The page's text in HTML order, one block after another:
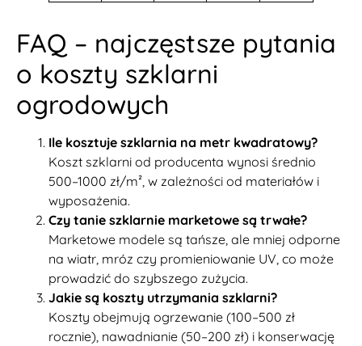
FAQ – najczęstsze pytania
o koszty szklarni
ogrodowych
Ile kosztuje szklarnia na metr kwadratowy?
Koszt szklarni od producenta wynosi średnio
500–1000 zł/m², w zależności od materiałów i
wyposażenia.
Czy tanie szklarnie marketowe są trwałe?
Marketowe modele są tańsze, ale mniej odporne
na wiatr, mróz czy promieniowanie UV, co może
prowadzić do szybszego zużycia.
Jakie są koszty utrzymania szklarni?
Koszty obejmują ogrzewanie (100–500 zł
rocznie), nawadnianie (50–200 zł) i konserwację